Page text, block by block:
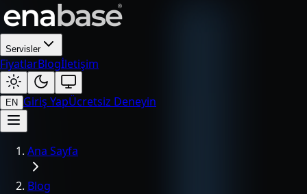
Servisler
FiyatlarBlogİletişim
EN Giriş YapÜcretsiz Deneyin
Ana Sayfa
Blog